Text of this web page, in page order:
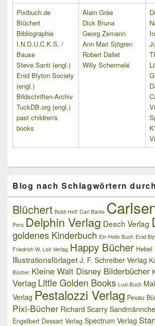
Pixibuch.de
Blüchert
Bibliographie
I.N.D.U.C.K.S. /
Bause
Steve Santi (engl.)
Enid Blyton Society
(engl.)
Bildschriften-Archiv
TuckDB.org (engl.)
past children's
books
Alain Grée
Dick Bruna
Georg Zemann
Ann Mari Sjögren
Robert Dallet
Willy Schermelé
Blog nach Schlagwörtern
Blüchert Boldi Heft Carl Barks
Pers Delphin Verlag Desch Verlag
goldenes Kinderbuch Ein Hello Buch Enid
Friedrich W. Loh Verlag Happy Bücher Hebel
Illustrationsförlaget J. F. Schreiber Verlag
Bücher Kleine Walt Disney Bilderbücher
Verlag Little Golden Books Luxi-Buch
Verlag Pestalozzi Verlag Pevau
Pixi-Bücher Richard Scarry
Engelbert Dessart Verlag Spectrum Verlag